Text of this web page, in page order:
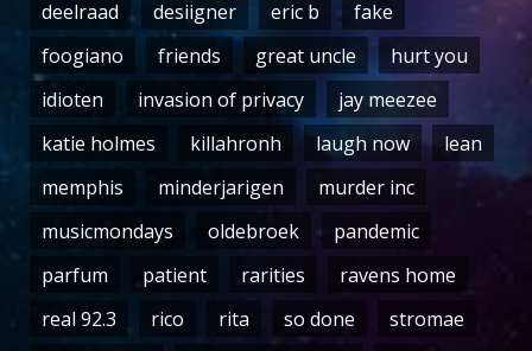
deelraad
desiigner eric b
fake
foogiano
friends great uncle
hurt you
idioten
invasion of privacy
jay meezee
katie holmes
killahronh laugh now
lean
memphis
minderjarigen
murder inc
musicmondays
oldebroek
pandemic
parfum
patient rarities
ravens home
real 92.3
rico rita so done
stromae